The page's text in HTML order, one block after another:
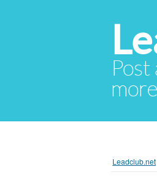
Leadclub.net